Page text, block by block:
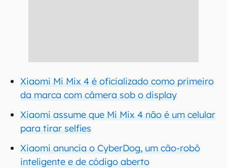
Xiaomi Mi Mix 4 é oficializado como primeiro
da marca com câmera sob o display
Xiaomi assume que Mi Mix 4 não é um celular
para tirar selfies
Xiaomi anuncia o CyberDog, um cão-robô
inteligente e de código aberto